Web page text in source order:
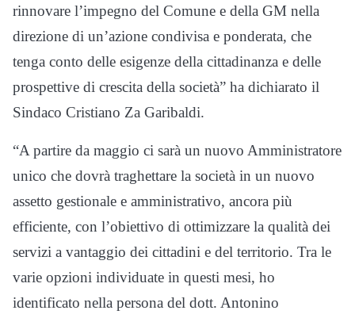
rinnovare l’impegno del Comune e della GM nella
direzione di un’azione condivisa e ponderata, che
tenga conto delle esigenze della cittadinanza e delle
prospettive di crescita della società” ha dichiarato il
Sindaco Cristiano Za Garibaldi.
“A partire da maggio ci sarà un nuovo Amministratore
unico che dovrà traghettare la società in un nuovo
assetto gestionale e amministrativo, ancora più
efficiente, con l’obiettivo di ottimizzare la qualità dei
servizi a vantaggio dei cittadini e del territorio. Tra le
varie opzioni individuate in questi mesi, ho
identificato nella persona del dott. Antonino